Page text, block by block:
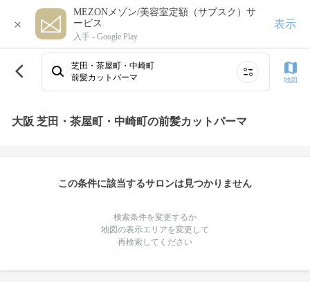
×
MEZONメゾン/美容室定額（サブスク）サ
ービス
入手 - Google Play
表示
芝田・茶屋町・中崎町
前髪カットパーマ
地図
大阪 芝田・茶屋町・中崎町の前髪カットパーマ
この条件に該当するサロンは見つかりません
検索条件を変更するか
地図の表示エリアを変更して
再検索してください